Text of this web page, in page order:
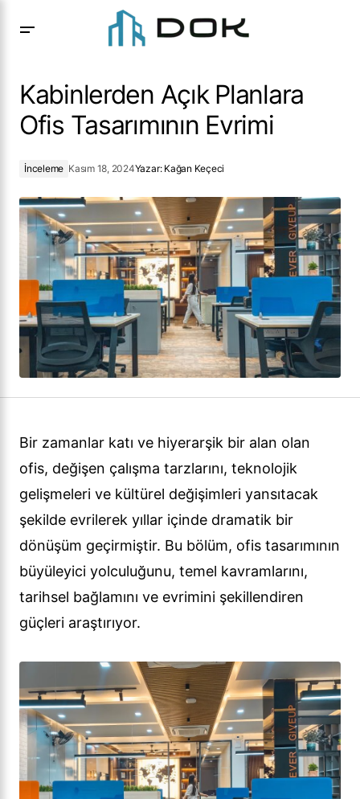
Kabinlerden Açık Planlara
Ofis Tasarımının Evrimi
İnceleme Kasım 18, 2024Yazar: Kağan Keçeci
Bir zamanlar katı ve hiyerarşik bir alan olan
ofis, değişen çalışma tarzlarını, teknolojik
gelişmeleri ve kültürel değişimleri yansıtacak
şekilde evrilerek yıllar içinde dramatik bir
dönüşüm geçirmiştir. Bu bölüm, ofis tasarımının
büyüleyici yolculuğunu, temel kavramlarını,
tarihsel bağlamını ve evrimini şekillendiren
güçleri araştırıyor.